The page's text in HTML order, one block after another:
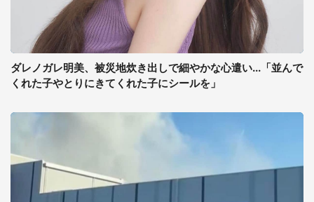
ダレノガレ明美、被災地炊き出しで細やかな心遣い...「並んで
くれた子やとりにきてくれた子にシールを」